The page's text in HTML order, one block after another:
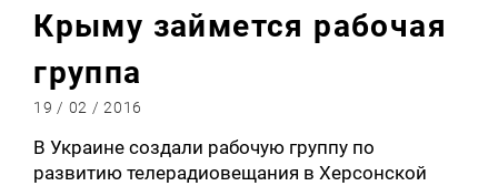
Крыму займется рабочая
группа
19 / 02 / 2016
В Украине создали рабочую группу по
развитию телерадиовещания в Херсонской